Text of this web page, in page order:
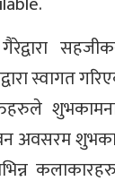
स्वागत
अवसरम